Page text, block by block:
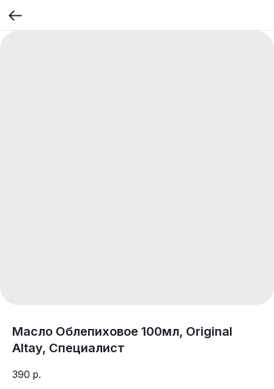
Масло Облепиховое 100мл, Original
Altay, Специалист
390 р.